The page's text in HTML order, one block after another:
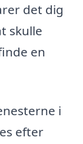
det dig
skulle
en
i
efter